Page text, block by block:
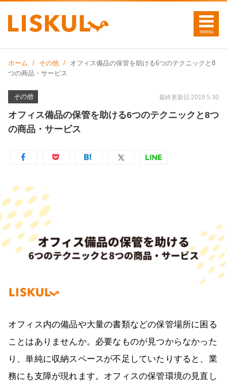
ホーム その他
オフィス備品の保管を助ける6つのテクニックと8
つの商品・サービス
その他 最終更新日:2019.5.30
オフィス備品の保管を助ける6つのテクニックと8つ
の商品・サービス
オフィス内の備品や大量の書類などの保管場所に困る
ことはありませんか。必要なものが見つからなかった
り、単純に収納スペースが不足していたりすると、業
務にも支障が現れます。オフィスの保管環境の見直し